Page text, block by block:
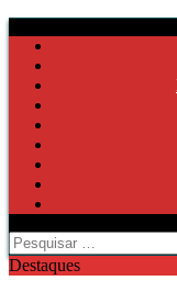
Pesquisar
por:
Destaques